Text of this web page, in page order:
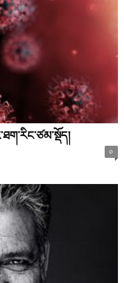
༠